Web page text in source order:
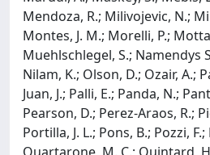
Mendoza, R.; Milivojevic, N.;
Montes, J. M.; Morelli, P.;
Muehlschlegel, S.; Namendys
Nilam, K.; Olson, D.; Ozair, A.;
Juan, J.; Palli, E.; Panda, N.;
Pearson, D.; Perez-Araos, R.;
Portilla, J. L.; Pons, B.; Pozzi,